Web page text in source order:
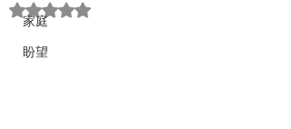
家庭
盼望
評等為 NaN（最高為 5 顆星）。